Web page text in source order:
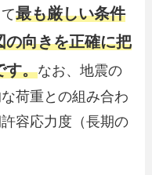
最も厳しい条件
の向きを正確に把
す。なお、地震の
荷重との組み合わ
容応力度（長期の